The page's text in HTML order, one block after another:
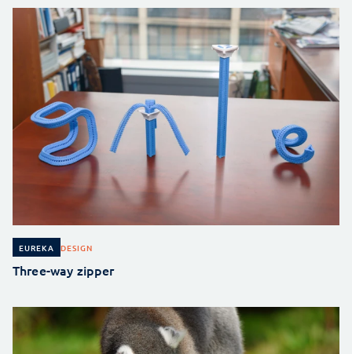
EUREKA DESIGN
Three-way zipper